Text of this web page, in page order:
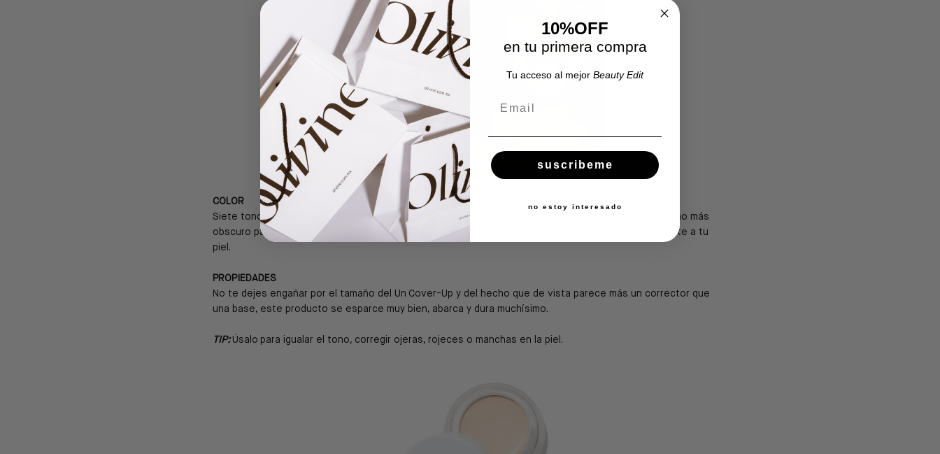
COLOR
Siete tonos diferentes a elegir desde el más blanco para las auténticas "blancanieves" hasta el tono más
obscuro para las más morenas. Gracias a sus pigmentos minerales el tono se ajustará perfectamente a tu
piel.
PROPIEDADES
No te dejes engañar por el tamaño del Un Cover-Up y del hecho que de vista parece más un corrector que
una base, este producto se esparce muy bien, abarca y dura muchísimo.
TIP:Úsalo para igualar el tono, corregir ojeras, rojeces o manchas en la piel.
10%OFF
en tu primera compra
Tu acceso al mejor Beauty Edit
suscribeme
no estoy interesado